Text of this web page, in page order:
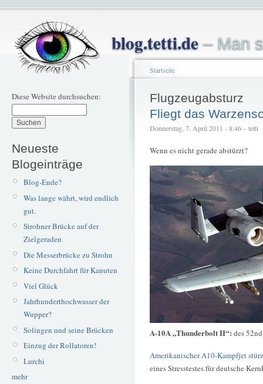
blog.tetti.de– Man
Diese Website durchsuchen:
Neueste
Blogeinträge
Blog-Ende?
Was lange währt, wird endlich
gut.
Strohner Brücke auf der
Zielgeraden
Die Messerbrücke zu Strohn
Keine Durchfahrt für Kanuten
Viel Glück
Jahrhunderthochwasser der
Wupper?
Solingen und seine Brücken
Einzug der Rollatoren!
Lurchi
mehr
Startseite
Flugzeugabsturz
Fliegt das
Donnerstag, 7. April 2011 - 8:46 – tetti
Wenn es nicht gerade abstürzt?
A-10A „Thunderbolt II“: des
Amerikanischer A10-Kampfjet
eines Stresstestes für deutsche